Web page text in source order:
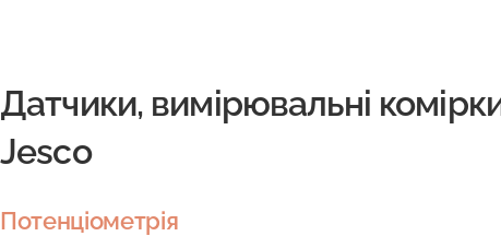
Датчики, вимірювальні
Jesco
Потенціометрія